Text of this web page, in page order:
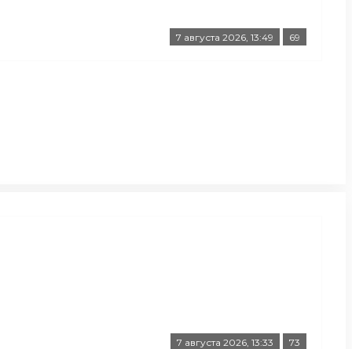
7 августа 2026, 13:49 69
7 августа 2026, 13:33 73